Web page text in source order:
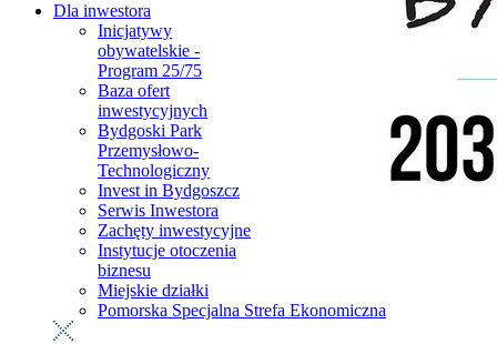
Dla inwestora
Inicjatywy
obywatelskie -
Program 25/75
Baza ofert
inwestycyjnych
Bydgoski Park
Przemysłowo-
Technologiczny
Invest in Bydgoszcz
Serwis Inwestora
Zachęty inwestycyjne
Instytucje otoczenia
biznesu
Miejskie działki
Pomorska Specjalna Strefa Ekonomiczna